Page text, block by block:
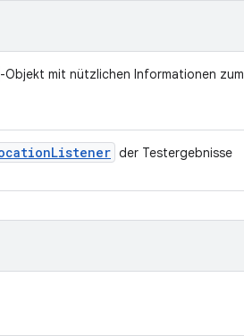
-Objekt mit nützlichen Informationen zum
Listener der Testergebnisse